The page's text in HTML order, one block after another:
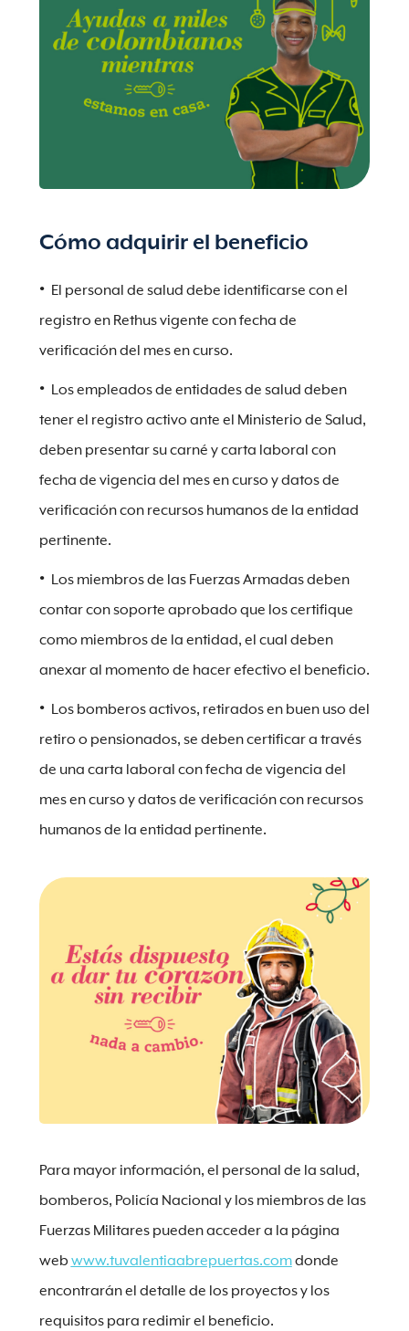
Cómo adquirir el beneficio
El personal de salud debe identificarse con el
registro en Rethus vigente con fecha de
verificación del mes en curso.
Los empleados de entidades de salud deben
tener el registro activo ante el Ministerio de Salud,
deben presentar su carné y carta laboral con
fecha de vigencia del mes en curso y datos de
verificación con recursos humanos de la entidad
pertinente.
Los miembros de las Fuerzas Armadas deben
contar con soporte aprobado que los certifique
como miembros de la entidad, el cual deben
anexar al momento de hacer efectivo el beneficio.
Los bomberos activos, retirados en buen uso del
retiro o pensionados, se deben certificar a través
de una carta laboral con fecha de vigencia del
mes en curso y datos de verificación con recursos
humanos de la entidad pertinente.
Para mayor información, el personal de la salud,
bomberos, Policía Nacional y los miembros de las
Fuerzas Militares pueden acceder a la página
web www.tuvalentiaabrepuertas.comdonde
encontrarán el detalle de los proyectos y los
requisitos para redimir el beneficio.